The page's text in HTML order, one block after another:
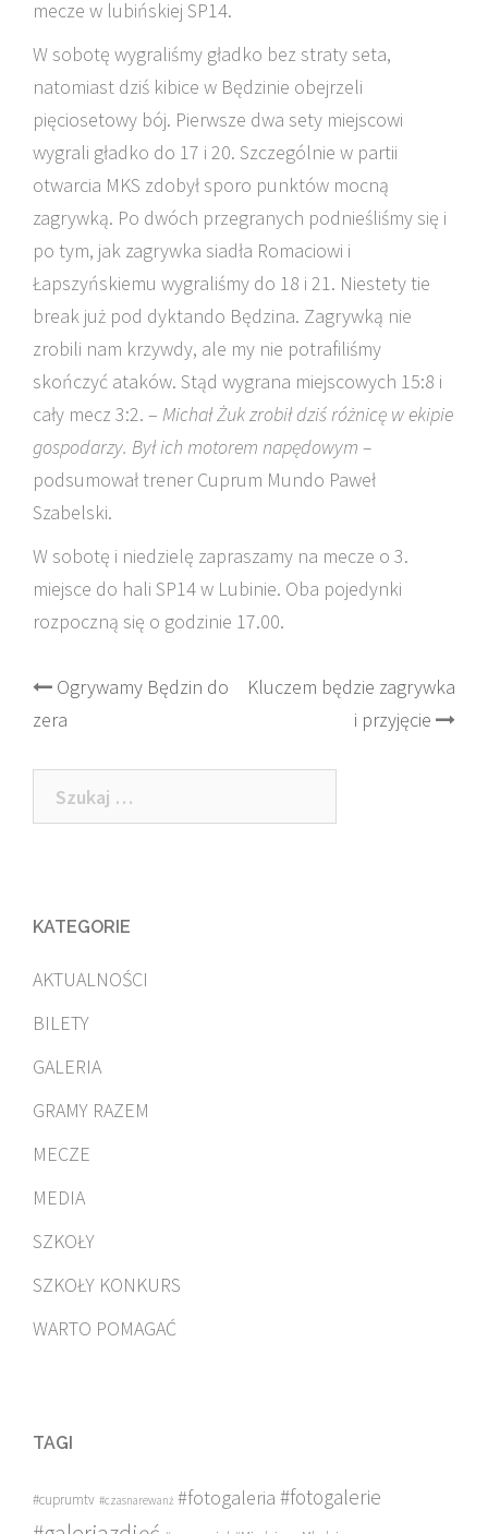
mecze w lubińskiej SP14.
W sobotę wygraliśmy gładko bez straty seta,
natomiast dziś kibice w Będzinie obejrzeli
pięciosetowy bój. Pierwsze dwa sety miejscowi
wygrali gładko do 17 i 20. Szczególnie w partii
otwarcia MKS zdobył sporo punktów mocną
zagrywką. Po dwóch przegranych podnieśliśmy się i
po tym, jak zagrywka siadła Romaciowi i
Łapszyńskiemu wygraliśmy do 18 i 21. Niestety tie
break już pod dyktando Będzina. Zagrywką nie
zrobili nam krzywdy, ale my nie potrafiliśmy
skończyć ataków. Stąd wygrana miejscowych 15:8 i
cały mecz 3:2. – Michał Żuk zrobił dziś różnicę w ekipie
gospodarzy. Był ich motorem napędowym –
podsumował trener Cuprum Mundo Paweł
Szabelski.
W sobotę i niedzielę zapraszamy na mecze o 3.
miejsce do hali SP14 w Lubinie. Oba pojedynki
rozpoczną się o godzinie 17.00.
Post
navigation
Ogrywamy Będzin do
zera
Kluczem będzie zagrywka
i przyjęcie
Szukaj:
KATEGORIE
AKTUALNOŚCI
BILETY
GALERIA
GRAMY RAZEM
MECZE
MEDIA
SZKOŁY
SZKOŁY KONKURS
WARTO POMAGAĆ
TAGI
#cuprumtv #czasnarewanż #fotogaleria #fotogalerie